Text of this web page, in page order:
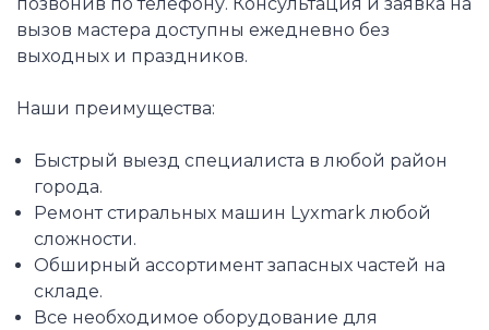
вызов мастера доступны ежедневно без
выходных и праздников.
Наши преимущества:
Быстрый выезд специалиста в любой район
города.
Ремонт стиральных машин Lyxmark любой
сложности.
Обширный ассортимент запасных частей на
складе.
Все необходимое оборудование для